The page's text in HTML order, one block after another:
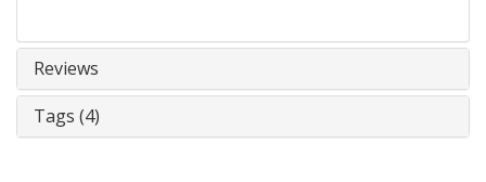
Reviews
Tags (4)